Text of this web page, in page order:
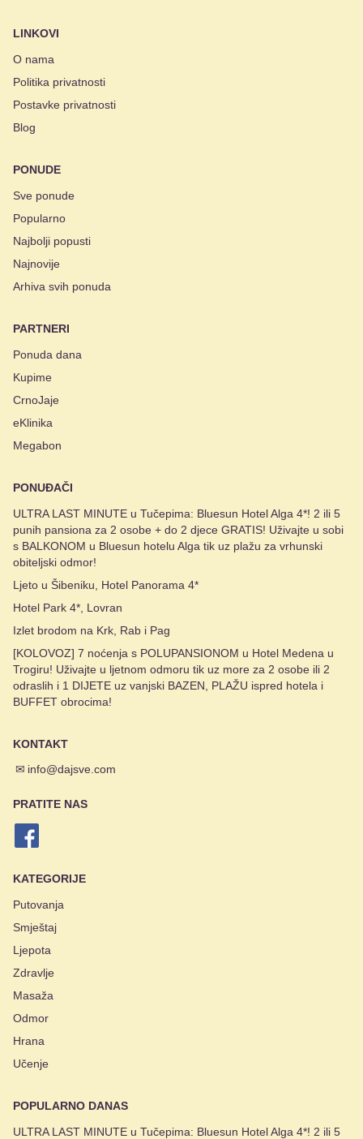
LINKOVI
O nama
Politika privatnosti
Postavke privatnosti
Blog
PONUDE
Sve ponude
Popularno
Najbolji popusti
Najnovije
Arhiva svih ponuda
PARTNERI
Ponuda dana
Kupime
CrnoJaje
eKlinika
Megabon
PONUĐAČI
ULTRA LAST MINUTE u Tučepima: Bluesun Hotel Alga 4*! 2 ili 5
punih pansiona za 2 osobe + do 2 djece GRATIS! Uživajte u sobi
s BALKONOM u Bluesun hotelu Alga tik uz plažu za vrhunski
obiteljski odmor!
Ljeto u Šibeniku, Hotel Panorama 4*
Hotel Park 4*, Lovran
Izlet brodom na Krk, Rab i Pag
[KOLOVOZ] 7 noćenja s POLUPANSIONOM u Hotel Medena u
Trogiru! Uživajte u ljetnom odmoru tik uz more za 2 osobe ili 2
odraslih i 1 DIJETE uz vanjski BAZEN, PLAŽU ispred hotela i
BUFFET obrocima!
KONTAKT
✉ info@dajsve.com
PRATITE NAS
KATEGORIJE
Putovanja
Smještaj
Ljepota
Zdravlje
Masaža
Odmor
Hrana
Učenje
POPULARNO DANAS
ULTRA LAST MINUTE u Tučepima: Bluesun Hotel Alga 4*! 2 ili 5